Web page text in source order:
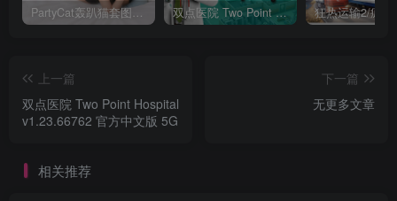
PartyCat轰趴猫套图全集打包（更新0001-0286+白金+特刊） 双点医院 Two Point Hospital v1.23.66762 官方中文版 5G
上一篇
双点医院 Two Point Hospital
v1.23.66762 官方中文版 5G
下一篇
无更多文章
相关推荐